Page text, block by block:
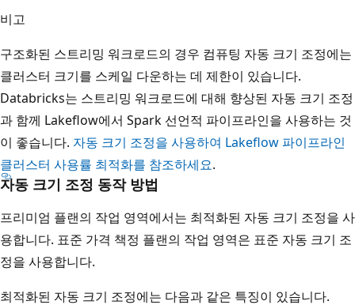
비고
구조화된 스트리밍 워크로드의 경우 컴퓨팅 자동 크기 조정에는
클러스터 크기를 스케일 다운하는 데 제한이 있습니다.
Databricks는 스트리밍 워크로드에 대해 향상된 자동 크기 조정
과 함께 Lakeflow에서 Spark 선언적 파이프라인을 사용하는 것
이 좋습니다. 자동 크기 조정을 사용하여 Lakeflow 파이프라인
클러스터 사용률 최적화를 참조하세요.
자동 크기 조정 동작 방법
프리미엄 플랜의 작업 영역에서는 최적화된 자동 크기 조정을 사
용합니다. 표준 가격 책정 플랜의 작업 영역은 표준 자동 크기 조
정을 사용합니다.
최적화된 자동 크기 조정에는 다음과 같은 특징이 있습니다.